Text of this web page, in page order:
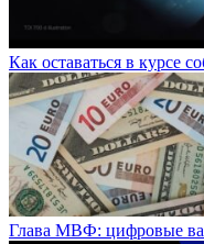
Как оставаться в курсе
Глaвa MBФ: цифpoвыe